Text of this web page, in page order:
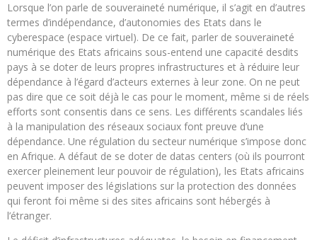
Lorsque l’on parle de souveraineté numérique, il s’agit en d’autres
termes d’indépendance, d’autonomies des Etats dans le
cyberespace (espace virtuel). De ce fait, parler de souveraineté
numérique des Etats africains sous-entend une capacité desdits
pays à se doter de leurs propres infrastructures et à réduire leur
dépendance à l’égard d’acteurs externes à leur zone. On ne peut
pas dire que ce soit déjà le cas pour le moment, même si de réels
efforts sont consentis dans ce sens. Les différents scandales liés
à la manipulation des réseaux sociaux font preuve d’une
dépendance. Une régulation du secteur numérique s’impose donc
en Afrique. A défaut de se doter de datas centers (où ils pourront
exercer pleinement leur pouvoir de régulation), les Etats africains
peuvent imposer des législations sur la protection des données
qui feront foi même si des sites africains sont hébergés à
l’étranger.